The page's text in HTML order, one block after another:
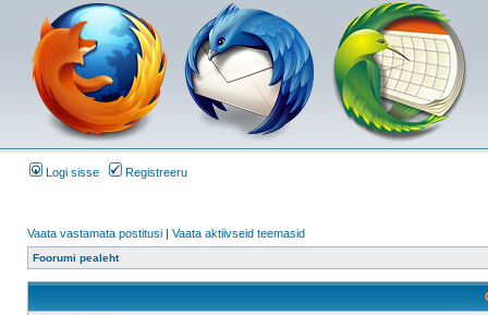
Logi sisse Registreeru
Vaata vastamata postitusi | Vaata aktiivseid teemasid
Foorumi pealeht